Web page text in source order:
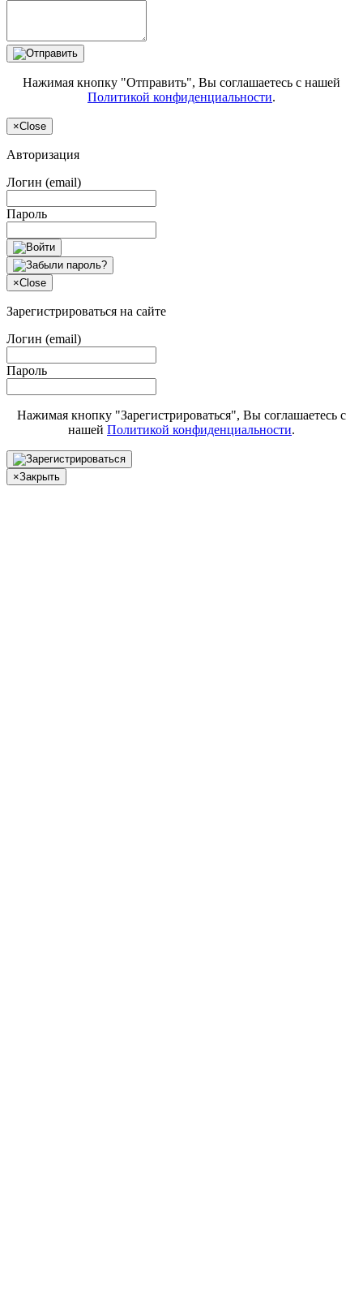
Нажимая кнопку "Отправить", Вы соглашаетесь с нашей
Политикой конфиденциальности.
×Close
Авторизация
Логин (email)
Пароль
×Close
Зарегистрироваться на сайте
Логин (email)
Пароль
Нажимая кнопку "Зарегистрироваться", Вы соглашаетесь с
нашей Политикой конфиденциальности.
×Закрыть